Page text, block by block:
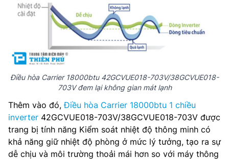
Điều hòa Carrier 18000btu 42GCVUE018-703V/38GCVUE018-
703V đem lại không gian mát lạnh
Thêm vào đó,Điều hòa Carrier 18000btu 1 chiều
inverter 42GCVUE018-703V/38GCVUE018-703V được
trang bị tính năng Kiểm soát nhiệt độ thông minh có
khả năng giữ nhiệt độ phòng ở mức lý tưởng, tạo ra sự
dễ chịu và môi trường thoải mái hơn so với máy thông